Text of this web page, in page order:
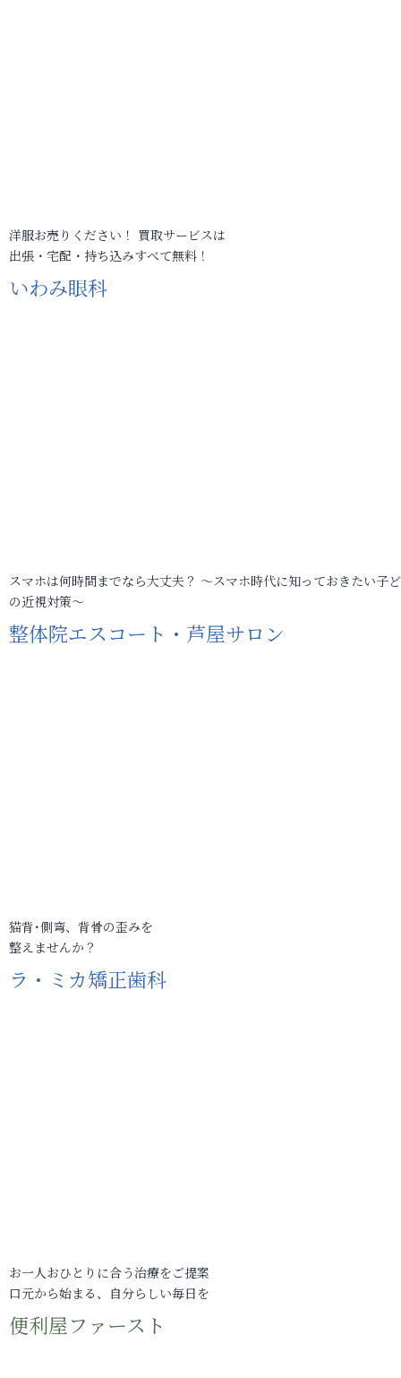
洋服お売りください！ 買取サービスは
出張・宅配・持ち込みすべて無料！
いわみ眼科
スマホは何時間までなら大丈夫？ ～スマホ時代に知っておきたい子
の近視対策～
整体院エスコート・芦屋サロン
猫背･側弯、背骨の歪みを
整えませんか？
ラ・ミカ矯正歯科
お一人おひとりに合う治療をご提案
口元から始まる、自分らしい毎日を
便利屋ファースト